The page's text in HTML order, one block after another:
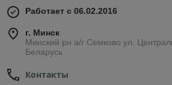
Работает с 06.02.2016
г. Минск
Минский рн а/г Семково ул.
Беларусь
Контакты